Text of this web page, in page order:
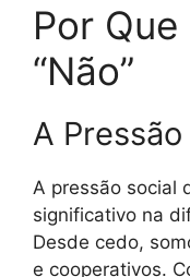
Por
“Não”
A
A pressão social
significativo na
Desde cedo,
e cooperativos.